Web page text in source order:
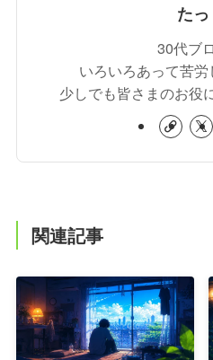
たっ
30代ブ
いろいろあって苦
少しでも皆さまのお役
関連記事